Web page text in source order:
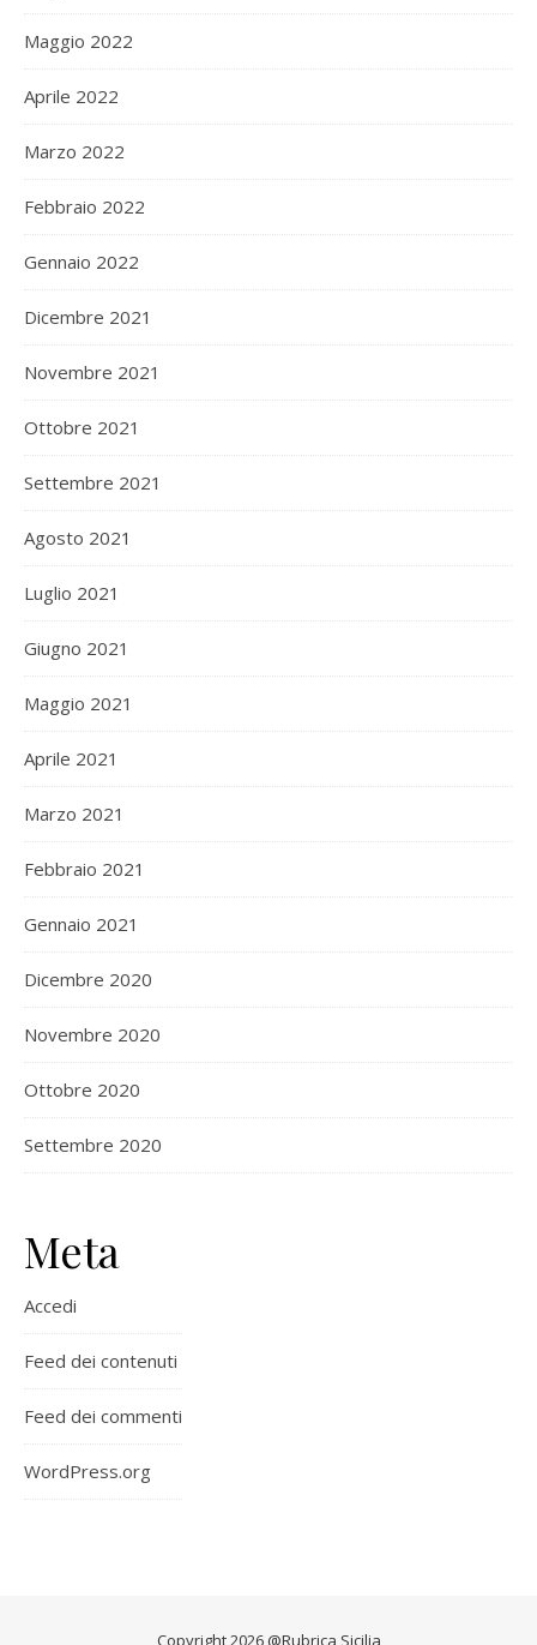
Maggio 2022
Aprile 2022
Marzo 2022
Febbraio 2022
Gennaio 2022
Dicembre 2021
Novembre 2021
Ottobre 2021
Settembre 2021
Agosto 2021
Luglio 2021
Giugno 2021
Maggio 2021
Aprile 2021
Marzo 2021
Febbraio 2021
Gennaio 2021
Dicembre 2020
Novembre 2020
Ottobre 2020
Settembre 2020
Meta
Accedi
Feed dei contenuti
Feed dei commenti
WordPress.org
Copyright 2026 @Rubrica Sicilia